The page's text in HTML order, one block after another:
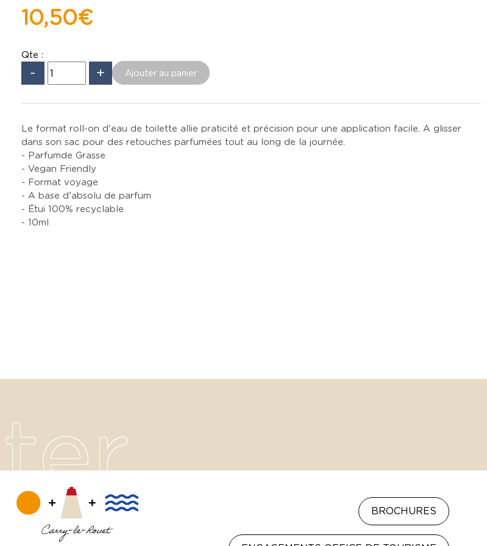
10,50 €
Qte :
- +
Le format roll-on d'eau de toilette allie praticité et précision pour une application facile. A glisser
dans son sac pour des retouches parfumées tout au long de la journée.
- Parfum de Grasse
- Vegan Friendly
- Format voyage
- A base d’absolu de parfum
- Étui 100% recyclable
- 10ml
BROCHURES